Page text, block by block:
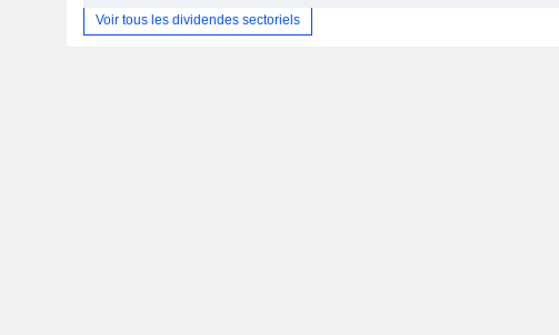
Voir tous les dividendes sectoriels